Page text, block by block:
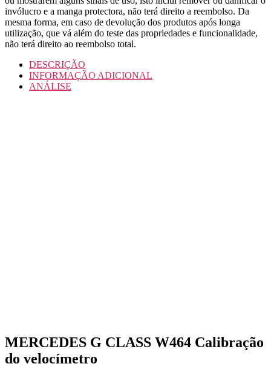
invólucro e a manga protectora, não terá direito a reembolso. Da
mesma forma, em caso de devolução dos produtos após longa
utilização, que vá além do teste das propriedades e funcionalidade,
não terá direito ao reembolso total.
DESCRIÇÃO
INFORMAÇÃO ADICIONAL
ANÁLISE
MERCEDES G CLASS W464 Calibração
do velocímetro